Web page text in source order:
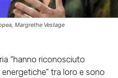
Margrethe Vestage
“hanno riconosciuto
tra loro e sono